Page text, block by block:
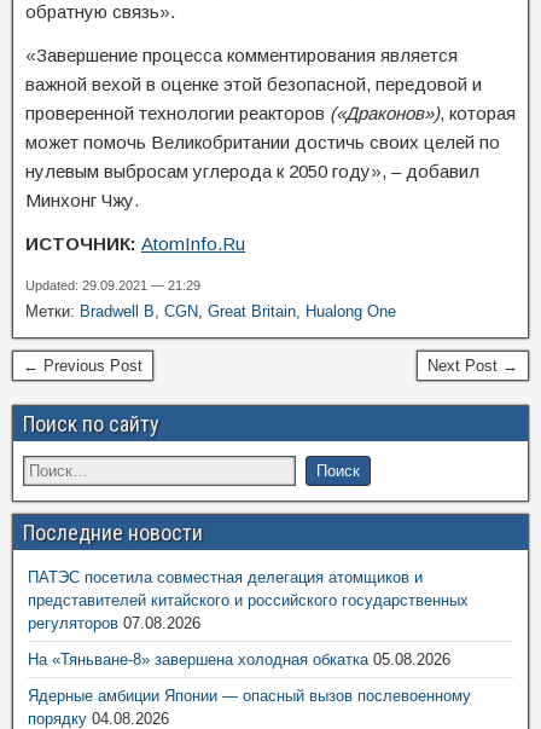
обратную связь».
«Завершение процесса комментирования является
важной вехой в оценке этой безопасной, передовой и
проверенной технологии реакторов («Драконов»), которая
может помочь Великобритании достичь своих целей по
нулевым выбросам углерода к 2050 году», – добавил
Минхонг Чжу.
ИСТОЧНИК: AtomInfo.Ru
Updated: 29.09.2021 — 21:29
Метки: Bradwell B, CGN, Great Britain, Hualong One
← Previous Post Next Post →
Поиск по сайту
Последние новости
ПАТЭС посетила совместная делегация атомщиков и
представителей китайского и российского государственных
регуляторов 07.08.2026
На «Тяньване-8» завершена холодная обкатка 05.08.2026
Ядерные амбиции Японии — опасный вызов послевоенному
порядку 04.08.2026